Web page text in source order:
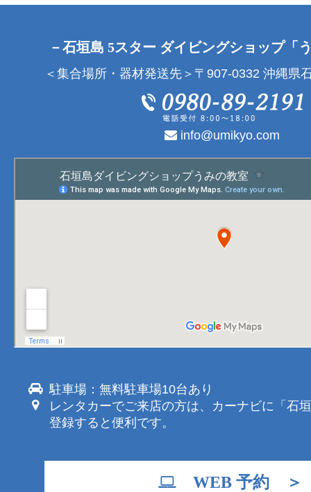
－石垣島 5スター ダイビングショップ「
＜集合場所・器材発送先＞〒907-0332 沖縄県
info@umikyo.com
駐車場：無料駐車場10台あり
レンタカーでご来店の方は、カーナビに「石
登録すると便利です。
WEB 予約 ＞